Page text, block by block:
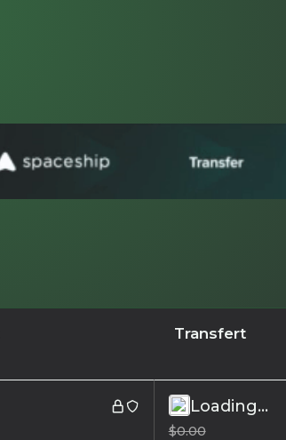
Transfert
Loading...
$0.00